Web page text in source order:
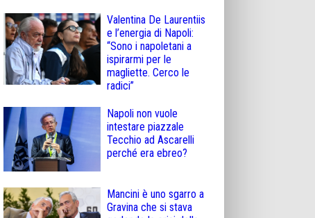
Valentina De Laurentiis
e l’energia di Napoli:
“Sono i napoletani a
ispirarmi per le
magliette. Cerco le
radici”
Napoli non vuole
intestare piazzale
Tecchio ad Ascarelli
perché era ebreo?
Mancini è uno sgarro a
Gravina che si stava